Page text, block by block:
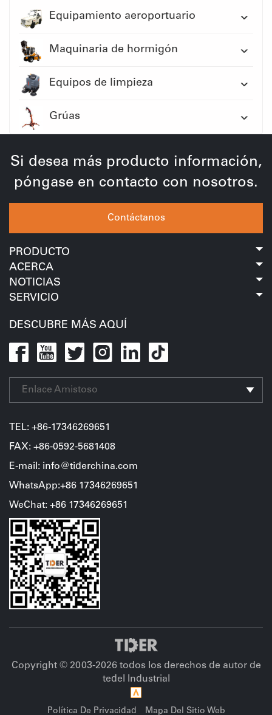
Equipamiento aeroportuario
Maquinaria de hormigón
Equipos de limpieza
Grúas
Si desea más producto información,
póngase en contacto con nosotros.
Contáctanos
PRODUCTO
ACERCA
NOTICIAS
SERVICIO
DESCUBRE MÁS AQUÍ
Enlace Amistoso
TEL: +86-17346269651
FAX: +86-0592-5681408
E-mail: info@tiderchina.com
WhatsApp:+86 17346269651
WeChat: +86 17346269651
Copyright © 2003-2026 todos los derechos de autor de
tedel Industrial
Política De Privacidad Mapa Del Sitio Web